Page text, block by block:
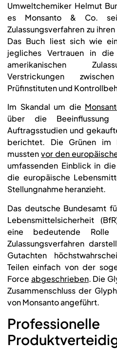
Umweltchemiker Helmut
es Monsanto & Co.
Zulassungsverfahren zu
Das Buch liest sich wie
jegliches Vertrauen in
amerikanischen
Verstrickungen
Prüfinstituten und
Im Skandal um die
über die
Auftragsstudien und
berichtet. Die Grünen im
musstenvor den
umfassenden Einblick in
die europäische
Stellungnahme heranzieht.
Das deutsche Bundesamt
Lebensmittelsicherheit
eine bedeutende
Zulassungsverfahren
Gutachten
Teilen einfach von der
Force abgeschrieben. Die
Zusammenschluss der
von Monsanto angeführt.
Professionelle